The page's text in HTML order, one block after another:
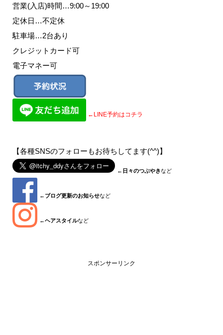
営業(入店)時間…9:00～19:00
定休日…不定休
駐車場…2台あり
クレジットカード可
電子マネー可
←LINE予約はコチラ
【各種SNSのフォローもお待ちしてます(^^)】
← 日々のつぶやきなど
← ブログ更新のお知らせなど
←ヘアスタイルなど
スポンサーリンク